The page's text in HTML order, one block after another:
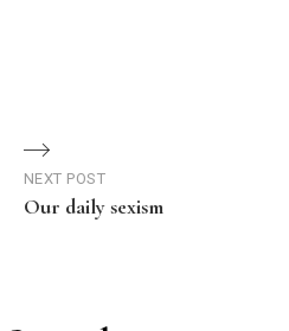
NEXT POST
Our daily sexism